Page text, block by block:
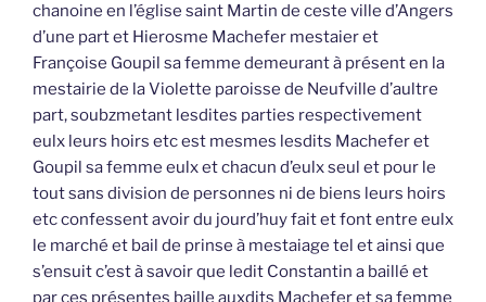
chanoine en l’église saint Martin de ceste ville d’Angers
d’une part et Hierosme Machefer mestaier et
Françoise Goupil sa femme demeurant à présent en la
mestairie de la Violette paroisse de Neufville d’aultre
part, soubzmetant lesdites parties respectivement
eulx leurs hoirs etc est mesmes lesdits Machefer et
Goupil sa femme eulx et chacun d’eulx seul et pour le
tout sans division de personnes ni de biens leurs hoirs
etc confessent avoir du jourd’huy fait et font entre eulx
le marché et bail de prinse à mestaiage tel et ainsi que
s’ensuit c’est à savoir que ledit Constantin a baillé et
par ces présentes baille auxdits Machefer et sa femme